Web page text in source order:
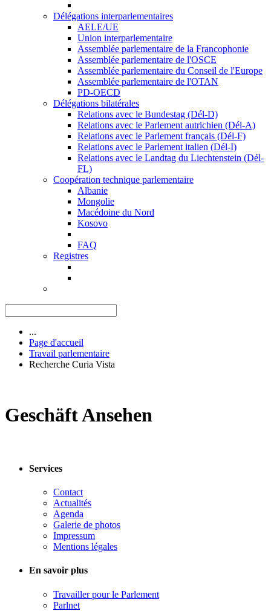
Délégations interparlementaires
AELE/UE
Union interparlementaire
Assemblée parlementaire de la Francophonie
Assemblée parlementaire de l'OSCE
Assemblée parlementaire du Conseil de l'Europe
Assemblée parlementaire de l'OTAN
PD-OECD
Délégations bilatérales
Relations avec le Bundestag (Dél-D)
Relations avec le Parlement autrichien (Dél-A)
Relations avec le Parlement français (Dél-F)
Relations avec le Parlement italien (Dél-I)
Relations avec le Landtag du Liechtenstein (Dél-
FL)
Coopération technique parlementaire
Albanie
Mongolie
Macédoine du Nord
Kosovo
FAQ
Registres
...
Page d'accueil
Travail parlementaire
Recherche Curia Vista
Geschäft Ansehen
Services
Contact
Actualités
Agenda
Galerie de photos
Impressum
Mentions légales
En savoir plus
Travailler pour le Parlement
Parlnet